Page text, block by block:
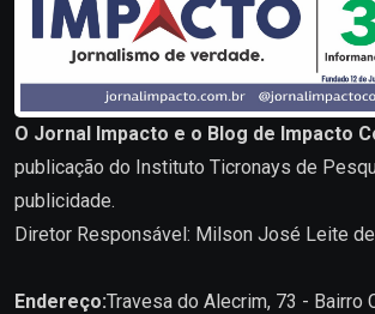
O Jornal Impacto e o Blog de Impacto
publicação do Instituto Ticronays de
publicidade.
Diretor Responsável: Milson José Leite
Endereço:Travesa do Alecrim, 73 - Bairro